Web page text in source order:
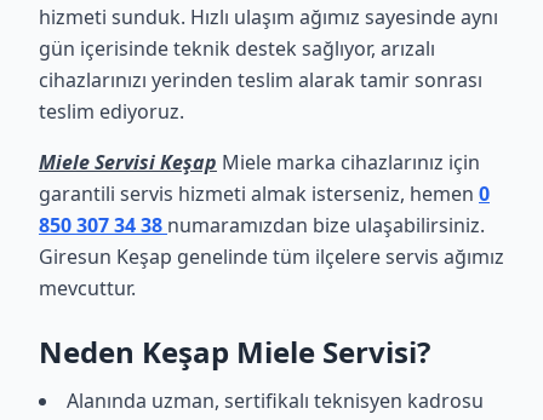
hizmeti sunduk. Hızlı ulaşım ağımız sayesinde aynı
gün içerisinde teknik destek sağlıyor, arızalı
cihazlarınızı yerinden teslim alarak tamir sonrası
teslim ediyoruz.
Miele Servisi Keşap Miele marka cihazlarınız için
garantili servis hizmeti almak isterseniz, hemen 0
850 307 34 38 numaramızdan bize ulaşabilirsiniz.
Giresun Keşap genelinde tüm ilçelere servis ağımız
mevcuttur.
Neden Keşap Miele Servisi?
Alanında uzman, sertifikalı teknisyen kadrosu